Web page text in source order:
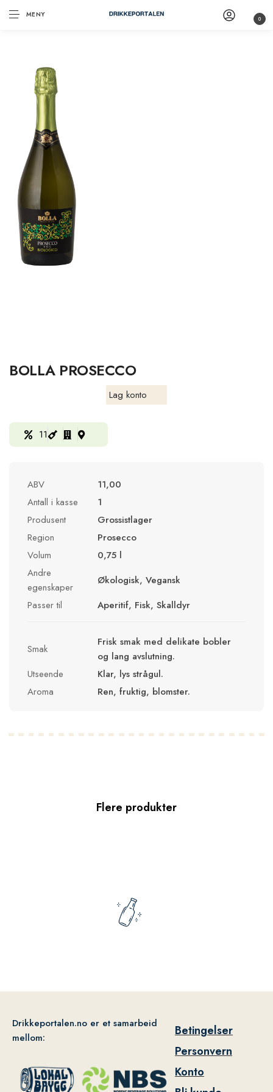
MENY 0
BOLLA PROSECCO
Lag konto
11
ABV
11,00
Antall i kasse
1
Produsent
Grossistlager
Region
Prosecco
Volum
0,75 l
Andre
egenskaper
Økologisk, Vegansk
Passer til
Aperitif, Fisk, Skalldyr
Smak
Frisk smak med delikate bobler
og lang avslutning.
Utseende
Klar, lys strågul.
Aroma
Ren, fruktig, blomster.
Flere produkter
Drikkeportalen.no er et samarbeid
mellom:
Betingelser
Personvern
Konto